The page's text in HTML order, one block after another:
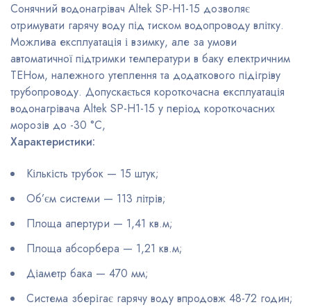
Сонячний водонагрівач Altek SP-H1-15 дозволяє
отримувати гарячу воду під тиском водопроводу влітку.
Можлива експлуатація і взимку, але за умови
автоматичної підтримки температури в баку електричним
ТЕНом, належного утеплення та додаткового підігріву
трубопроводу. Допускається короткочасна експлуатація
водонагрівача Altek SP-H1-15 у період короткочасних
морозів до -30 °C,
Характеристики:
Кількість трубок — 15 штук;
Об’єм системи — 113 літрів;
Площа апертури — 1,41 кв.м;
Площа абсорбера — 1,21 кв.м;
Діаметр бака — 470 мм;
Система зберігає гарячу воду впродовж 48-72 годин;